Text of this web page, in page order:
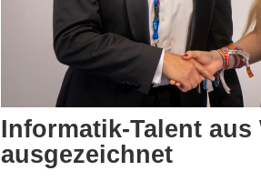
Informatik-Talent aus
ausgezeichnet